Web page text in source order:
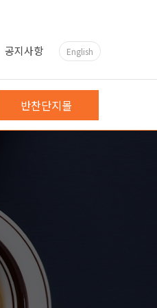
공지사항 English
반찬단지몰